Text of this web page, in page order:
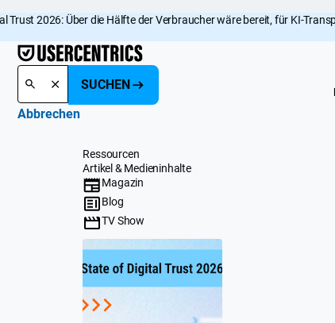
Trust 2026: Über die Hälfte der Verbraucher wäre bereit, für KI-
SUCHEN
Abbrechen
Ressourcen
Artikel & Medieninhalte
Magazin
Blog
TV Show